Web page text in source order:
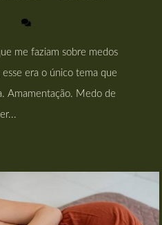
me faziam sobre medos
esse era o único tema que
Amamentação. Medo de